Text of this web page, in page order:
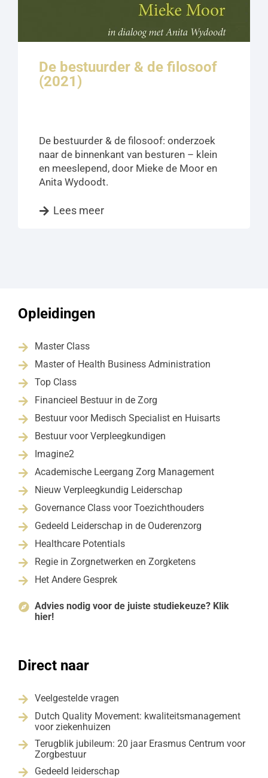
De bestuurder & de filosoof
(2021)
De bestuurder & de filosoof: onderzoek
naar de binnenkant van besturen – klein
en meeslepend, door Mieke de Moor en
Anita Wydoodt.
Lees meer
Opleidingen
 Master Class
 Master of Health Business Administration
 Top Class
 Financieel Bestuur in de Zorg
 Bestuur voor Medisch Specialist en Huisarts
 Bestuur voor Verpleegkundigen
 Imagine2
 Academische Leergang Zorg Management
 Nieuw Verpleegkundig Leiderschap
 Governance Class voor Toezichthouders
 Gedeeld Leiderschap in de Ouderenzorg
 Healthcare Potentials
 Regie in Zorgnetwerken en Zorgketens
 Het Andere Gesprek
 Advies nodig voor de juiste studiekeuze? Klik
hier!
Direct naar
 Veelgestelde vragen

Dutch Quality Movement: kwaliteitsmanagement
voor ziekenhuizen

Terugblik jubileum: 20 jaar Erasmus Centrum voor
Zorgbestuur
 Gedeeld leiderschap